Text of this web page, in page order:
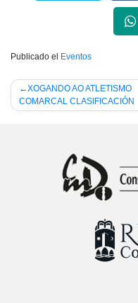
Publicado el Eventos
Navegación
de
XOGANDO AO ATLETISMO
COMARCAL CLASIFICACIÓN